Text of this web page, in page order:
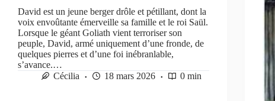
David est un jeune berger drôle et pétillant, dont la
voix envoûtante émerveille sa famille et le roi Saül.
Lorsque le géant Goliath vient terroriser son
peuple, David, armé uniquement d’une fronde, de
quelques pierres et d’une foi inébranlable,
s’avance.…
Cécilia
18 mars 2026 0 min